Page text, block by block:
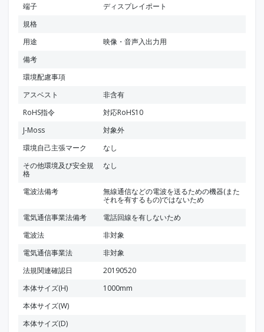
端子
ディスプレイポート
規格
用途
映像・音声入出力用
備考
環境配慮事項
アスベスト
非含有
RoHS指令
対応RoHS10
J-Moss
対象外
環境自己主張マーク
なし
その他環境及び安全規
格
なし
電波法備考
無線通信などの電波を送るための機器(また
それを有するもの)ではないため
電気通信事業法備考
電話回線を有しないため
電波法
非対象
電気通信事業法
非対象
法規関連確認日
20190520
本体サイズ(H)
1000mm
本体サイズ(W)
本体サイズ(D)